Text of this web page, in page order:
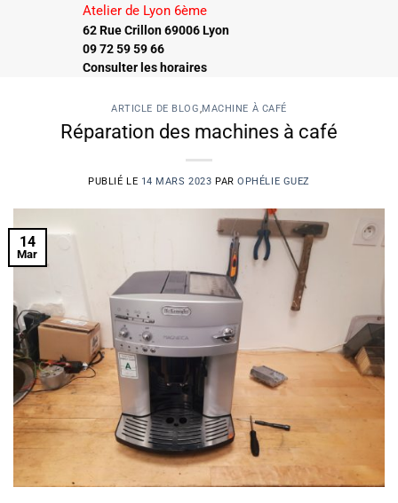
Atelier de Lyon 6ème
62 Rue Crillon 69006 Lyon
09 72 59 59 66
Consulter les horaires
ARTICLE DE BLOG,MACHINE À CAFÉ
Réparation des machines à café
PUBLIÉ LE 14 MARS 2023 PAROPHÉLIE GUEZ
14
Mar